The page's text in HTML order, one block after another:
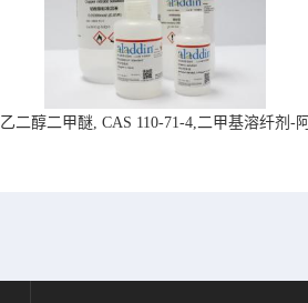
乙二醇二甲醚, CAS 110-71-4,二甲基溶纤剂-阿